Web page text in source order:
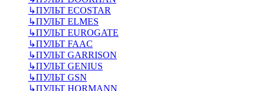
↳ПУЛЬТ ECOSTAR
↳ПУЛЬТ ELMES
↳ПУЛЬТ EUROGATE
↳ПУЛЬТ FAAC
↳ПУЛЬТ GARRISON
↳ПУЛЬТ GENIUS
↳ПУЛЬТ GSN
↳ПУЛЬТ HORMANN